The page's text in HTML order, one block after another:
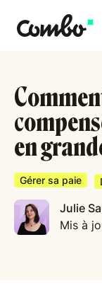
en
Gérer sa paie
Julie
Mis à